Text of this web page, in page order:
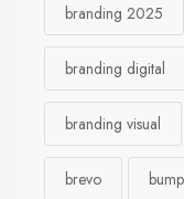
branding 2025
branding digital
branding visual
brevo